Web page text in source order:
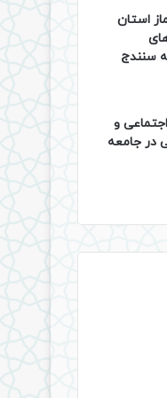
استان
سنندج
و
در جامعه